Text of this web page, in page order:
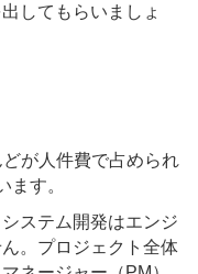
してもらいましょ
が人件費で占められ
ます。
ステム開発はエンジ
。プロジェクト全体